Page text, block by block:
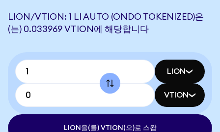
LION/VTION: 1 LI AUTO (ONDO TOKENIZED)은
(는) 0.033969 VTION에 해당합니다
LION
VTION
LION을(를) VTION(으)로 스왑